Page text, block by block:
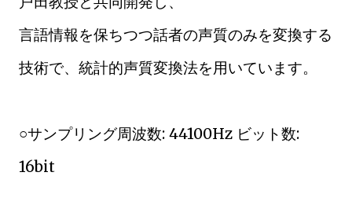
言語情報を保ちつつ話者の声質のみを変換する
技術で、統計的声質変換法を用いています。
○サンプリング周波数: 44100Hz ビット数:
16bit